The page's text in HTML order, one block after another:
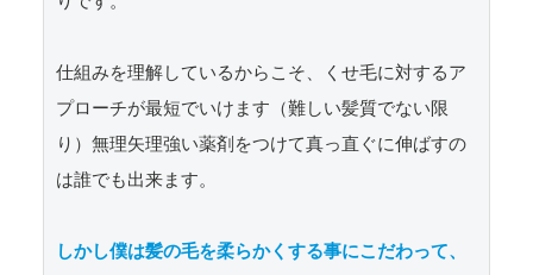
仕組みを理解しているからこそ、くせ毛に対するア
プローチが最短でいけます（難しい髪質でない限
り）無理矢理強い薬剤をつけて真っ直ぐに伸ばすの
は誰でも出来ます。
しかし僕は髪の毛を柔らかくする事にこだわって、